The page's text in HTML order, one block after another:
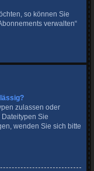
so können Sie
verwalten“
zulassen oder
Sie
wenden Sie sich bitte